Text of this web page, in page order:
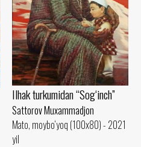
Ilhak turkumidan “Sog‘inch”
Sattorov Muxammadjon
Mato, moybo‘yoq (100x80) - 2021
yil